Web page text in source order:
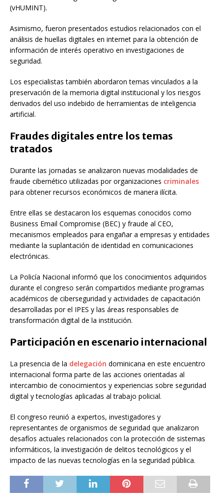
(vHUMINT).
Asimismo, fueron presentados estudios relacionados con el
análisis de huellas digitales en internet para la obtención de
información de interés operativo en investigaciones de
seguridad.
Los especialistas también abordaron temas vinculados a la
preservación de la memoria digital institucional y los riesgos
derivados del uso indebido de herramientas de inteligencia
artificial.
Fraudes digitales entre los temas
tratados
Durante las jornadas se analizaron nuevas modalidades de
fraude cibernético utilizadas por organizaciones criminales
para obtener recursos económicos de manera ilícita.
Entre ellas se destacaron los esquemas conocidos como
Business Email Compromise (BEC) y fraude al CEO,
mecanismos empleados para engañar a empresas y entidades
mediante la suplantación de identidad en comunicaciones
electrónicas.
La Policía Nacional informó que los conocimientos adquiridos
durante el congreso serán compartidos mediante programas
académicos de ciberseguridad y actividades de capacitación
desarrolladas por el IPES y las áreas responsables de
transformación digital de la institución.
Participación en escenario internacional
La presencia de la delegación dominicana en este encuentro
internacional forma parte de las acciones orientadas al
intercambio de conocimientos y experiencias sobre seguridad
digital y tecnologías aplicadas al trabajo policial.
El congreso reunió a expertos, investigadores y
representantes de organismos de seguridad que analizaron
desafíos actuales relacionados con la protección de sistemas
informáticos, la investigación de delitos tecnológicos y el
impacto de las nuevas tecnologías en la seguridad pública.